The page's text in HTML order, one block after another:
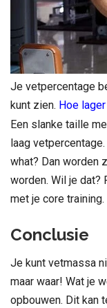
Je vetpercentage
kunt zien. Hoe
Een slanke taille
laag
what? Dan worden
worden. Wil je dat?
met je core training.
Conclusie
Je kunt vetmassa
maar waar! Wat je
opbouwen. Dit kan